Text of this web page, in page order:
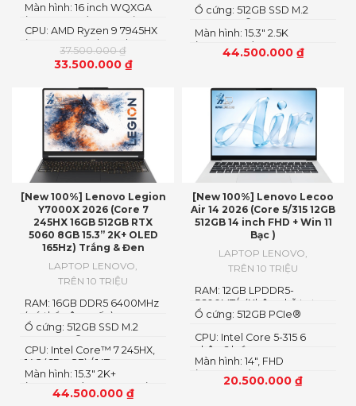
37.500.000₫
33.500.000 ₫
CPU: AMD Ryzen 9 7945HX
(16 cores x 32 threads, 2.5
up to 5.4GHz, 64MB
Cache)
Màn hình: 16 inch WQXGA
(2560 x 1600), IPS, Anti-
Glare, Non-Touch,
100%sRGB, 300 nits, 240Hz,
LED Backlight, Narrow
Bezel, Low Blue Light
44.500.000 ₫
Màn hình: 15.3" 2.5K
(2560x1600) OLED
Ổ cứng: 512GB SSD M.2
2242 PCIe® 4.0×4 NVMe
[New 100%] Lenovo Legion
Y7000X 2026 (Core 7
245HX 16GB 512GB RTX
5060 8GB 15.3” 2K+ OLED
165Hz) Trắng & Đen
LAPTOP LENOVO,
TRÊN 10 TRIỆU
44.500.000 ₫
Màn hình: 15.3″ 2K+
(2560×1600) OLED 1100nits
(peak) / 500nits (typical)
CPU: Intel Core™ 7 245HX,
14C (6P + 8E) / 14T
Ổ cứng: 512GB SSD M.2
2242 PCIe® 4.0×4 NVMe
RAM: 16GB DDR5 6400MHz
(có thể nâng cấp)
[New 100%] Lenovo Lecoo
Air 14 2026 (Core 5/315 12GB
512GB 14 inch FHD + Win 11
Bạc )
LAPTOP LENOVO,
TRÊN 10 TRIỆU
20.500.000 ₫
Màn hình: 14″, FHD
(1920x1200) IPS, 16:10
CPU: Intel Core 5-315 6
nhân 6 luồng
Ổ cứng: 512GB PCIe®
RAM: 12GB LPDDR5-
5600MT/s (Không hỗ trợ
nâng cấp)